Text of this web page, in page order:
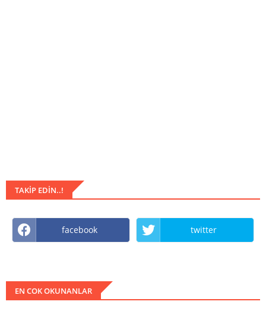
TAKIP EDIN..!
facebook twitter
EN COK OKUNANLAR